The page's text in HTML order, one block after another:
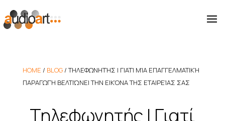
HOME / BLOG/ΤΗΛΕΦΩΝΗΤΉΣ | ΓΙΑΤΊ ΜΊΑ ΕΠΑΓΓΕΛΜΑΤΙΚΉ
ΠΑΡΑΓΩΓΉ ΒΕΛΤΙΏΝΕΙ ΤΗΝ ΕΙΚΌΝΑ ΤΗΣ ΕΤΑΙΡΕΊΑΣ ΣΑΣ
Τηλεφωνητής | Γιατί